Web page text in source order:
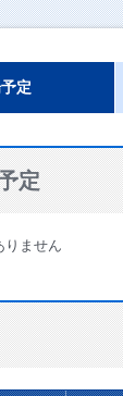
定
定
ません